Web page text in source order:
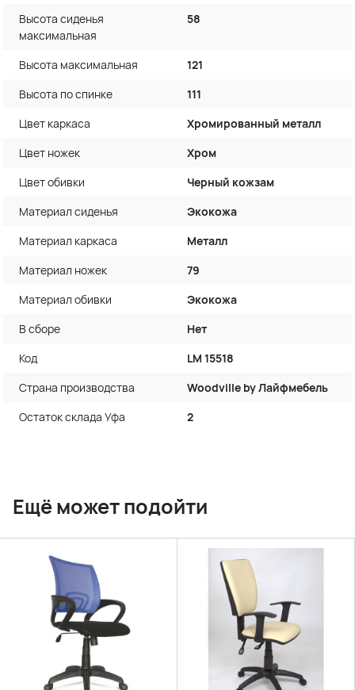
Высота сиденья
максимальная
58
Высота максимальная
121
Высота по спинке
111
Цвет каркаса
Хромированный металл
Цвет ножек
Хром
Цвет обивки
Черный кожзам
Материал сиденья
Экокожа
Материал каркаса
Металл
Материал ножек
79
Материал обивки
Экокожа
В сборе
Нет
Код
LM 15518
Страна производства
Woodville by Лайфмебель
Остаток склада Уфа
2
Ещё может подойти